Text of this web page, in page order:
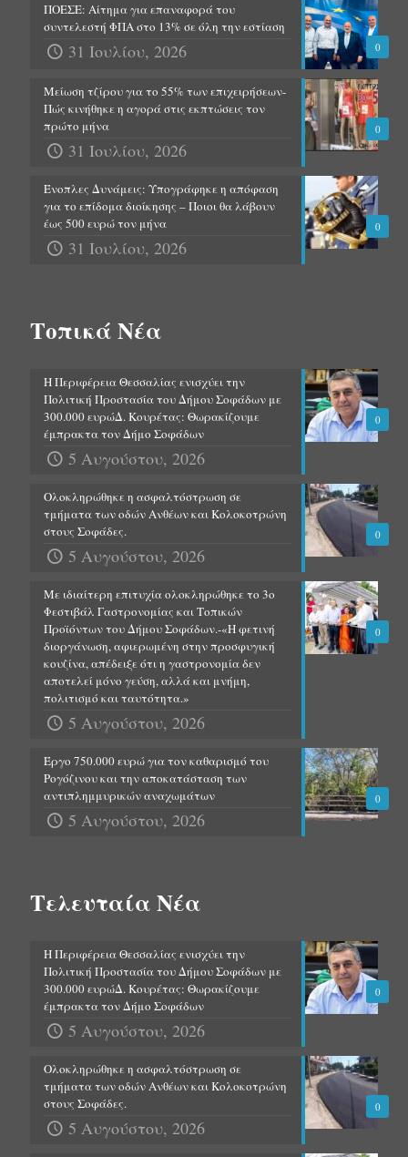
0
ΠΟΕΣΕ: Αίτημα για επαναφορά του
συντελεστή ΦΠΑ στο 13% σε όλη την εστίαση
31 Ιουλίου, 2026
0
Μείωση τζίρου για το 55% των επιχειρήσεων-
Πώς κινήθηκε η αγορά στις εκπτώσεις τον
πρώτο μήνα
31 Ιουλίου, 2026
0
Ένοπλες Δυνάμεις: Υπογράφηκε η απόφαση
για το επίδομα διοίκησης – Ποιοι θα λάβουν
έως 500 ευρώ τον μήνα
31 Ιουλίου, 2026
Τοπικά Νέα
0
Η Περιφέρεια Θεσσαλίας ενισχύει την
Πολιτική Προστασία του Δήμου Σοφάδων με
300.000 ευρώΔ. Κουρέτας: Θωρακίζουμε
έμπρακτα τον Δήμο Σοφάδων
5 Αυγούστου, 2026
0
Ολοκληρώθηκε η ασφαλτόστρωση σε
τμήματα των οδών Ανθέων και Κολοκοτρώνη
στους Σοφάδες.
5 Αυγούστου, 2026
0
Με ιδιαίτερη επιτυχία ολοκληρώθηκε το 3ο
Φεστιβάλ Γαστρονομίας και Τοπικών
Προϊόντων του Δήμου Σοφάδων.-«Η φετινή
διοργάνωση, αφιερωμένη στην προσφυγική
κουζίνα, απέδειξε ότι η γαστρονομία δεν
αποτελεί μόνο γεύση, αλλά και μνήμη,
πολιτισμό και ταυτότητα.»
5 Αυγούστου, 2026
0
Έργο 750.000 ευρώ για τον καθαρισμό του
Ρογόζινου και την αποκατάσταση των
αντιπλημμυρικών αναχωμάτων
5 Αυγούστου, 2026
Τελευταία Νέα
0
Η Περιφέρεια Θεσσαλίας ενισχύει την
Πολιτική Προστασία του Δήμου Σοφάδων με
300.000 ευρώΔ. Κουρέτας: Θωρακίζουμε
έμπρακτα τον Δήμο Σοφάδων
5 Αυγούστου, 2026
0
Ολοκληρώθηκε η ασφαλτόστρωση σε
τμήματα των οδών Ανθέων και Κολοκοτρώνη
στους Σοφάδες.
5 Αυγούστου, 2026